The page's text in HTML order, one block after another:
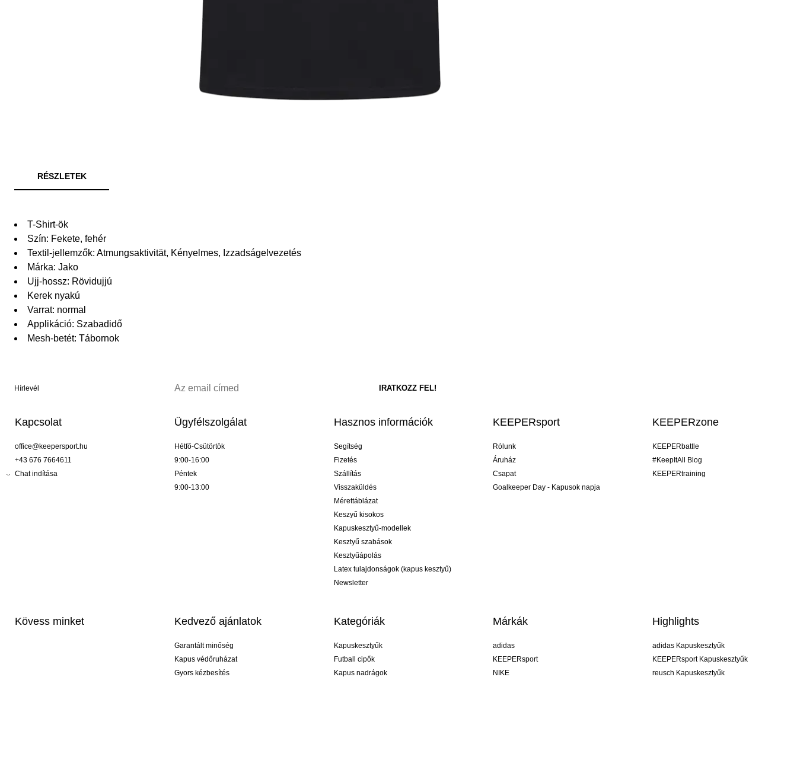
RÉSZLETEK
T-Shirt-ök
Szín: Fekete, fehér
Textil-jellemzők: Atmungsaktivität, Kényelmes, Izzadságelvezetés
Márka: Jako
Ujj-hossz: Rövidujjú
Kerek nyakú
Varrat: normal
Applikáció: Szabadidő
Mesh-betét: Tábornok
Hírlevél
Kapcsolat
office@keepersport.hu
+43 676 7664611
Chat indítása
Ügyfélszolgálat
Hétfő-Csütörtök
9:00-16:00
Péntek
9:00-13:00
Hasznos információk
Segítség
Fizetés
Szállítás
Visszaküldés
Mérettáblázat
Keszyű kisokos
Kapuskesztyű-modellek
Kesztyű szabások
Kesztyűápolás
Latex tulajdonságok (kapus kesztyű)
Newsletter
KEEPERsport
Rólunk
Áruház
Csapat
Goalkeeper Day - Kapusok napja
KEEPERzone
KEEPERbattle
#KeepItAll Blog
KEEPERtraining
Kövess minket Kedvező ajánlatok
Garantált minőség
Kapus védőruházat
Gyors kézbesítés
Kategóriák
Kapuskesztyűk
Futball cipők
Kapus nadrágok
Márkák
adidas
KEEPERsport
NIKE
Highlights
adidas Kapuskesztyűk
KEEPERsport Kapuskesztyűk
reusch Kapuskesztyűk